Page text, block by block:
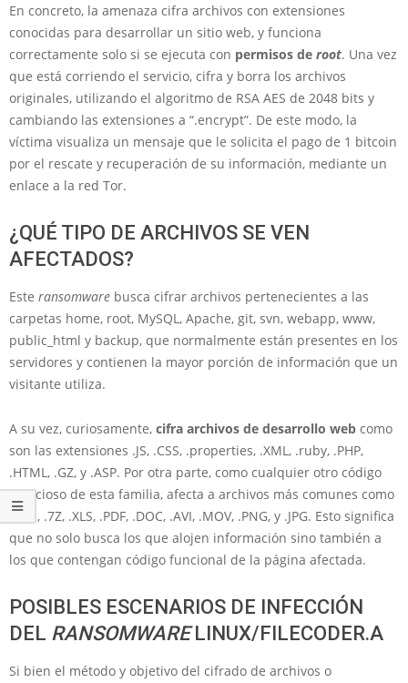
En concreto, la amenaza cifra archivos con extensiones
conocidas para desarrollar un sitio web, y funciona
correctamente solo si se ejecuta con permisos de root. Una vez
que está corriendo el servicio, cifra y borra los archivos
originales, utilizando el algoritmo de RSA AES de 2048 bits y
cambiando las extensiones a “.encrypt”. De este modo, la
víctima visualiza un mensaje que le solicita el pago de 1 bitcoin
por el rescate y recuperación de su información, mediante un
enlace a la red Tor.
¿QUÉ TIPO DE ARCHIVOS SE VEN
AFECTADOS?
Este ransomware busca cifrar archivos pertenecientes a las
carpetas home, root, MySQL, Apache, git, svn, webapp, www,
public_html y backup, que normalmente están presentes en los
servidores y contienen la mayor porción de información que un
visitante utiliza.
A su vez, curiosamente, cifra archivos de desarrollo web como
son las extensiones .JS, .CSS, .properties, .XML, .ruby, .PHP,
.HTML, .GZ, y .ASP. Por otra parte, como cualquier otro código
malicioso de esta familia, afecta a archivos más comunes como
.RAR, .7Z, .XLS, .PDF, .DOC, .AVI, .MOV, .PNG, y .JPG. Esto significa
que no solo busca los que alojen información sino también a
los que contengan código funcional de la página afectada.
POSIBLES ESCENARIOS DE INFECCIÓN
DEL RANSOMWARELINUX/FILECODER.A
Si bien el método y objetivo del cifrado de archivos o